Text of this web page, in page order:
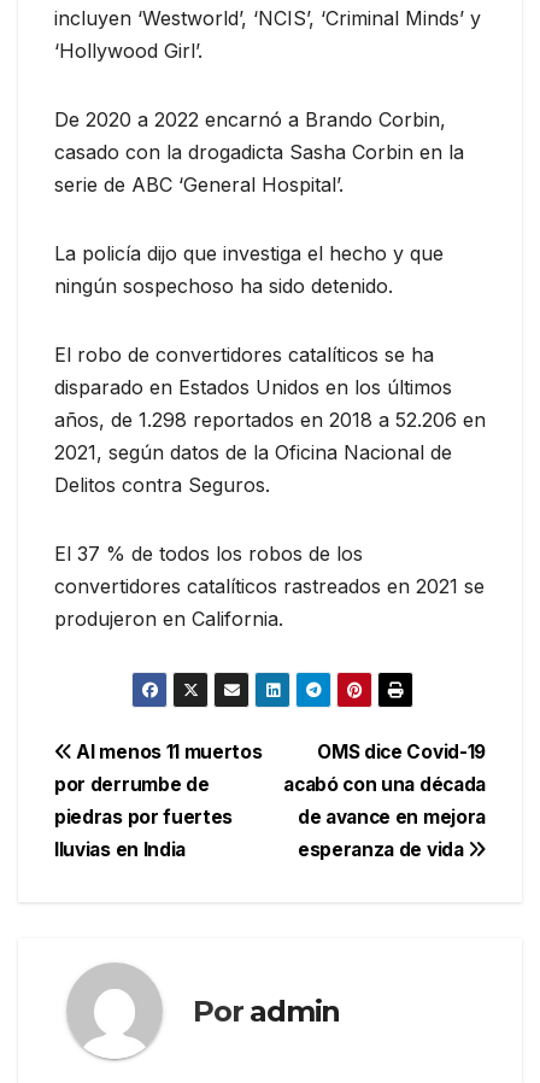
incluyen ‘Westworld’, ‘NCIS’, ‘Criminal Minds’ y
‘Hollywood Girl’.
De 2020 a 2022 encarnó a Brando Corbin,
casado con la drogadicta Sasha Corbin en la
serie de ABC ‘General Hospital’.
La policía dijo que investiga el hecho y que
ningún sospechoso ha sido detenido.
El robo de convertidores catalíticos se ha
disparado en Estados Unidos en los últimos
años, de 1.298 reportados en 2018 a 52.206 en
2021, según datos de la Oficina Nacional de
Delitos contra Seguros.
El 37 % de todos los robos de los
convertidores catalíticos rastreados en 2021 se
produjeron en California.
Navegación
de
entradas
OMS dice Covid-19
acabó con una década
de avance en mejora
esperanza de vida
Al menos 11 muertos
por derrumbe de
piedras por fuertes
lluvias en India
Por admin